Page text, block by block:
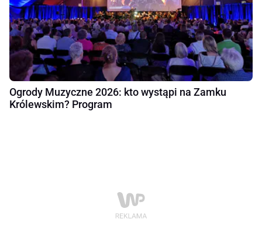
Ogrody Muzyczne 2026: kto wystąpi na Zamku
Królewskim? Program